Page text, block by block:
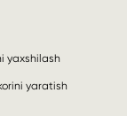
yaxshilash
yaratish